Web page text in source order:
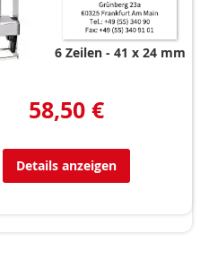
6 Zeilen 41 x 24 mm
58,50 €
Details anzeigen